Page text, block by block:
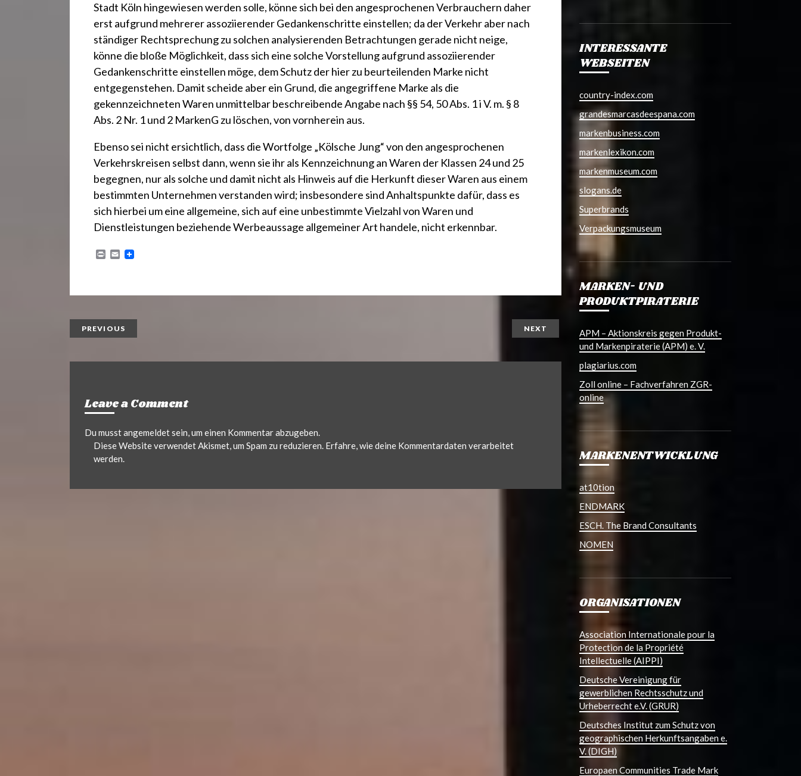
Stadt Köln hingewiesen werden solle, könne sich bei den angesprochenen Verbrauchern daher
erst aufgrund mehrerer assoziierender Gedankenschritte einstellen; da der Verkehr aber nach
ständiger Rechtsprechung zu solchen analysierenden Betrachtungen gerade nicht neige,
könne die bloße Möglichkeit, dass sich eine solche Vorstellung aufgrund assoziierender
Gedankenschritte einstellen möge, dem Schutz der hier zu beurteilenden Marke nicht
entgegenstehen. Damit scheide aber ein Grund, die angegriffene Marke als die
gekennzeichneten Waren unmittelbar beschreibende Angabe nach §§ 54, 50 Abs. 1 i V. m. § 8
Abs. 2 Nr. 1 und 2 MarkenG zu löschen, von vornherein aus.
Ebenso sei nicht ersichtlich, dass die Wortfolge „Kölsche Jung“ von den angesprochenen
Verkehrskreisen selbst dann, wenn sie ihr als Kennzeichnung an Waren der Klassen 24 und 25
begegnen, nur als solche und damit nicht als Hinweis auf die Herkunft dieser Waren aus einem
bestimmten Unternehmen verstanden wird; insbesondere sind Anhaltspunkte dafür, dass es
sich hierbei um eine allgemeine, sich auf eine unbestimmte Vielzahl von Waren und
Dienstleistungen beziehende Werbeaussage allgemeiner Art handele, nicht erkennbar.
E
PREVIOUS NEXT
Leave a Comment
Du musstangemeldetsein, um einen Kommentar abzugeben.
Diese Website verwendet Akismet, um Spam zu reduzieren. Erfahre, wie deine Kommentardaten verarbeitet
werden.
INTERESSANTE
WEBSEITEN
country-index.com
grandesmarcasdeespana.com
markenbusiness.com
markenlexikon.com
markenmuseum.com
slogans.de
Superbrands
Verpackungsmuseum
MARKEN- UND
PRODUKTPIRATERIE
APM – Aktionskreis gegen Produkt-
und Markenpiraterie (APM) e. V.
plagiarius.com
Zoll online – Fachverfahren ZGR-
online
MARKENENTWICKLUNG
at10tion
ENDMARK
ESCH. The Brand Consultants
NOMEN
ORGANISATIONEN
Association Internationale pour la
Protection de la Propriété
Intellectuelle (AIPPI)
Deutsche Vereinigung für
gewerblichen Rechtsschutz und
Urheberrecht e.V. (GRUR)
Deutsches Institut zum Schutz von
geographischen Herkunftsangaben e.
V. (DIGH)
Europaen Communities Trade Mark